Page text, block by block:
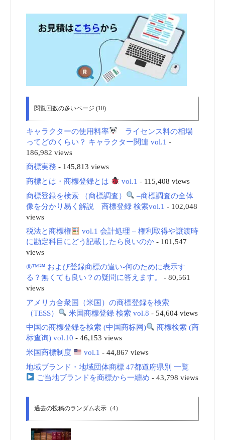
閲覧回数の多いページ (10)
キャラクターの使用料率
ライセンス料の相場
ってどのくらい？ キャラクター関連 vol.1 -
186,982 views
商標実務 - 145,813 views
商標とは・商標登録とは
vol.1 - 115,408 views
商標登録を検索 （商標調査）
–商標調査の全体
像を分かり易く解説 商標登録 検索vol.1 - 102,048
views
税法と商標権
vol.1 会計処理 – 権利取得や譲渡時
に勘定科目にどう記載したら良いのか- 101,547
views
®™℠ および登録商標の違い-何のために表示す
る？無くても良い？の疑問に答えます。
- 80,561
views
アメリカ合衆国（米国）の商標登録を検索
（TESS）
米国商標登録 検索 vol.8 - 54,604 views
中国の商標登録を検索 (中国商标网)
商標検索 (商
标查询) vol.10 - 46,153 views
米国商標制度
vol.1 - 44,867 views
地域ブランド・地域団体商標 47都道府県別 一覧
ご当地ブランドを商標から一纏め - 43,798 views
過去の投稿のランダム表示（4）